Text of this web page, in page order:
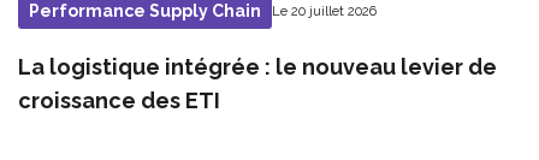
Performance Supply Chain Le 20 juillet 2026
La logistique intégrée : le nouveau levier de
croissance des ETI